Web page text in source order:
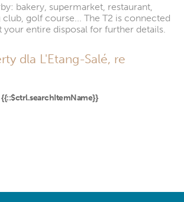
bakery, supermarket, restaurant,
golf course... The T2 is connected
entire disposal for further details.
dla L'Etang-Salé, re
{{::$ctrl.searchItemName}}